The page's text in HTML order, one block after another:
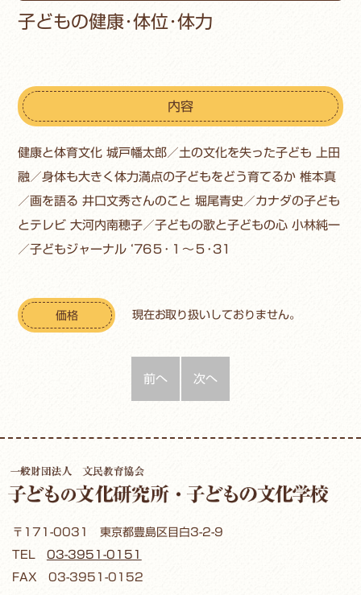
子どもの健康･体位･体力
内容
健康と体育文化 城戸幡太郎／土の文化を失った子ども 上田
融／身体も大きく体力満点の子どもをどう育てるか 椎本真
／画を語る 井口文秀さんのこと 堀尾青史／カナダの子ども
とテレビ 大河内南穂子／子どもの歌と子どもの心 小林純一
／子どもジャーナル ‘76５･１～５･31
価格 現在お取り扱いしておりません。
前へ 次へ
〒171-0031 東京都豊島区目白3-2-9
TEL 03-3951-0151
FAX 03-3951-0152